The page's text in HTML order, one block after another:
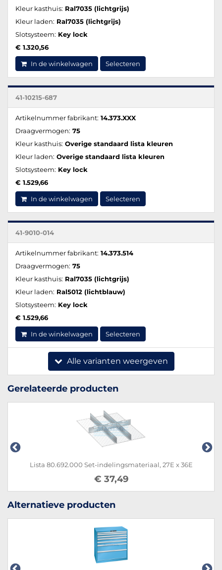
Kleur kasthuis: Ral7035 (lichtgrijs)
Kleur laden: Ral7035 (lichtgrijs)
Slotsysteem: Key lock
€ 1.320,56
In de winkelwagen Selecteren
41-10215-687
Artikelnummer fabrikant: 14.373.XXX
Draagvermogen: 75
Kleur kasthuis: Overige standaard lista kleuren
Kleur laden: Overige standaard lista kleuren
Slotsysteem: Key lock
€ 1.529,66
In de winkelwagen Selecteren
41-9010-014
Artikelnummer fabrikant: 14.373.514
Draagvermogen: 75
Kleur kasthuis: Ral7035 (lichtgrijs)
Kleur laden: Ral5012 (lichtblauw)
Slotsysteem: Key lock
€ 1.529,66
In de winkelwagen Selecteren
Alle varianten weergeven
Gerelateerde producten
80.692.000 Set-indelingsmateriaal, 27E x 36E
€ 37,49
Alternatieve producten